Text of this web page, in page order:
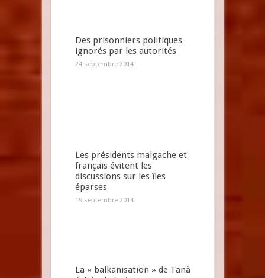
Des prisonniers politiques
ignorés par les autorités
24 septembre 2014
Les présidents malgache et
français évitent les
discussions sur les îles
éparses
19 septembre 2014
La « balkanisation » de Tanà